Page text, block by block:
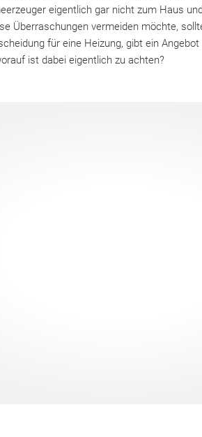
eigentlich gar nicht zum Haus
Überraschungen vermeiden möchte,
für eine Heizung, gibt ein
ist dabei eigentlich zu achten?